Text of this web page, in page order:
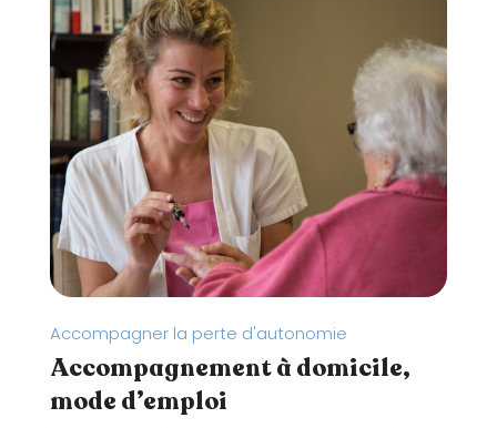
Accompagner la perte d'autonomie
Accompagnement à domicile,
mode d’emploi